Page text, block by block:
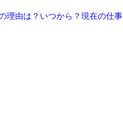
理由は？いつから？現在の仕事